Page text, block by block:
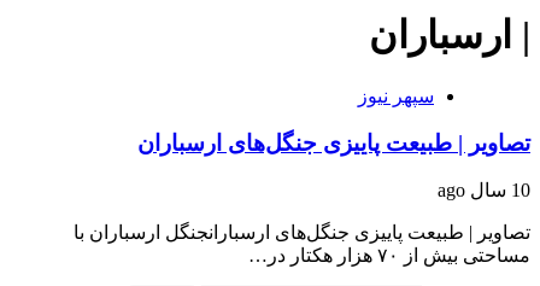
| ارسباران
سپهر نیوز
تصاویر | طبیعت پاییزی جنگل‌های ارسباران
10 سال ago
تصاویر | طبیعت پاییزی جنگل‌های ارسبارانجنگل ارسباران با
مساحتی بیش از ۷۰ هزار هکتار در…